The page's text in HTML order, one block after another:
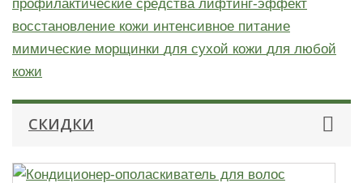
профилактические средства лифтинг-эффект
восстановление кожи интенсивное питание
мимические морщинки для сухой кожи для любой
кожи
СКИДКИ